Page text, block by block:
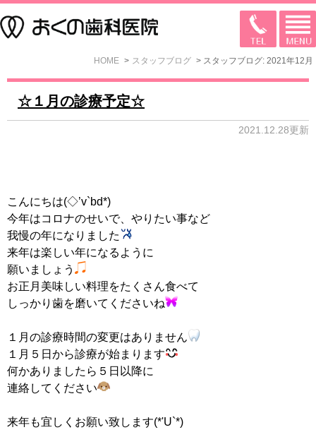
HOME スタッフブログ スタッフブログ: 2021年12月
☆１月の診療予定☆
2021.12.28更新
こんにちは(◇’v`bd*)
今年はコロナのせいで、やりたい事など
我慢の年になりました
来年は楽しい年になるように
願いましょう
お正月美味しい料理をたくさん食べて
しっかり歯を磨いてくださいね
１月の診療時間の変更はありません
１月５日から診療が始まります
何かありましたら５日以降に
連絡してください
来年も宜しくお願い致します(*'U`*)